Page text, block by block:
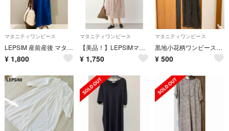
マタニティワンピース
LEPSIM 産前産後 マタニティワンピース ジャンスカ デニム
¥ 1,800
マタニティワンピース
【美品！】LEPSIMマタニティペイズリーきりかえワンピース ピンクベージュ
¥ 1,750
マタニティワンピース
黒地小花柄ワンピース LEPSIM レプシィム F
¥ 500